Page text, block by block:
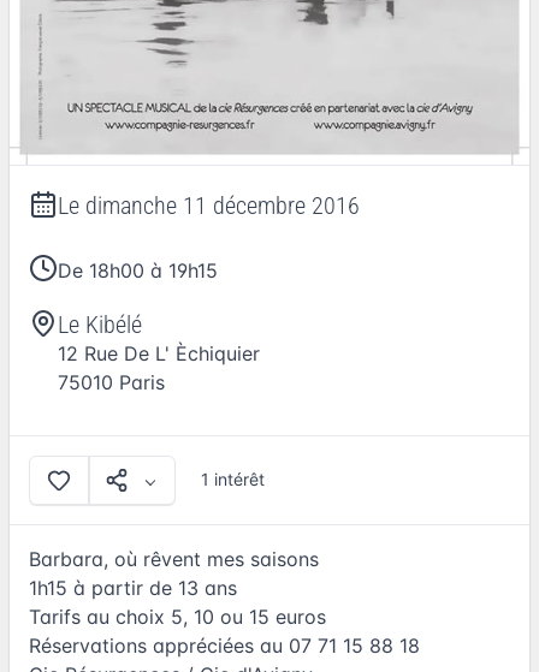
Le dimanche 11 décembre 2016
De 18h00 à 19h15
Le Kibélé
12 Rue De L' Èchiquier
75010 Paris
1 intérêt
Barbara, où rêvent mes saisons
1h15 à partir de 13 ans
Tarifs au choix 5, 10 ou 15 euros
Réservations appréciées au 07 71 15 88 18